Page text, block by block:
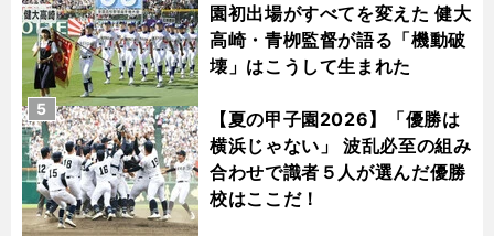
園初出場がすべてを変えた 健大
高崎・青栁監督が語る「機動破
壊」はこうして生まれた
【夏の甲子園2026】「優勝は
横浜じゃない」 波乱必至の組み
合わせで識者５人が選んだ優勝
校はここだ！
5